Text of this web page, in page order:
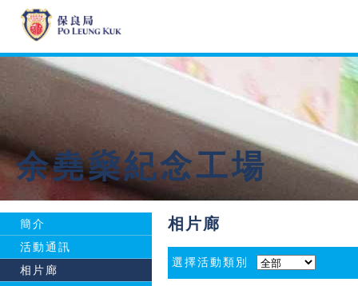
余堯燊紀念工場
簡介
活動通訊
相片廊
相片廊
選擇活動類別